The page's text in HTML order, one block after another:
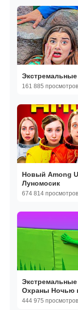
161 885 просмотров
Новый Among
Луномосик
674 814 просмотров
Охраны Ночью
444 975 просмотров